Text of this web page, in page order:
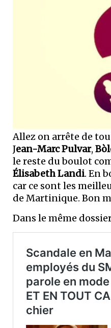
Allez on arrête de
Jean-Marc Pulvar,
le reste du boulot
Élisabeth Landi. En
car ce sont les
de Martinique. Bon
Dans le même